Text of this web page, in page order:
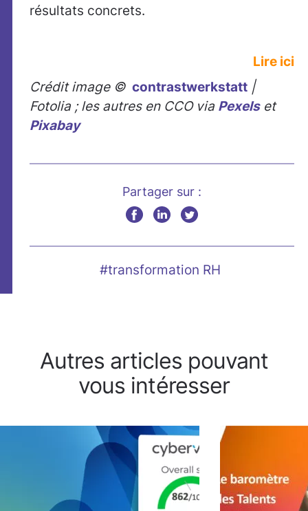
résultats concrets.
Lire ici
Crédit image © contrastwerkstatt |
Fotolia ; les autres en CCO via Pexelset
Pixabay
Partager sur :
#transformation RH
Autres articles pouvant
vous intéresser